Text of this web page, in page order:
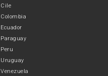
Cile
Colombia
Ecuador
Paraguay
Peru
Uruguay
Venezuela